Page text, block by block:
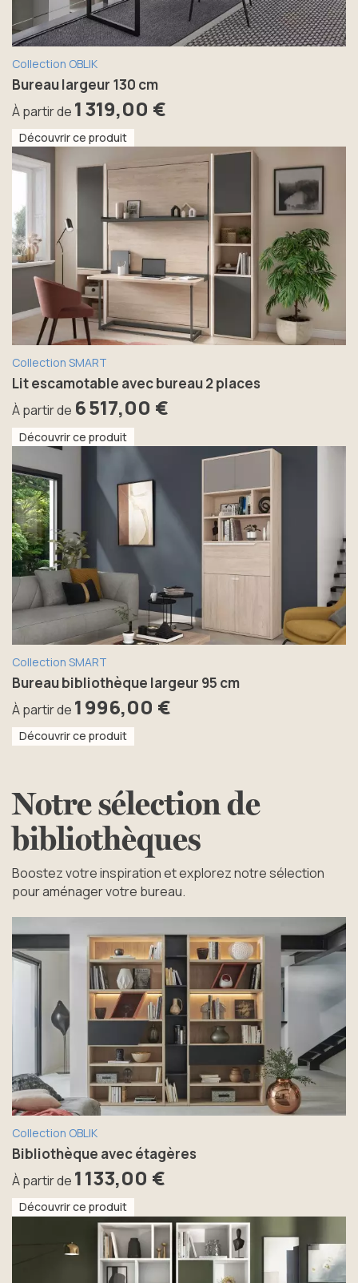
Collection OBLIK
Bureau largeur 130 cm
À partir de 1 319,00 €
Découvrir ce produit
Collection SMART
Lit escamotable avec bureau 2 places
À partir de 6 517,00 €
Découvrir ce produit
Collection SMART
Bureau bibliothèque largeur 95 cm
À partir de 1 996,00 €
Découvrir ce produit
Notre sélection de
bibliothèques
Boostez votre inspiration et explorez notre sélection
pour aménager votre bureau.
Collection OBLIK
Bibliothèque avec étagères
À partir de 1 133,00 €
Découvrir ce produit